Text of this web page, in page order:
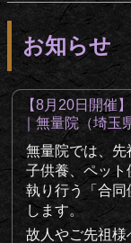
お知らせ
【8月20日開催
｜無量院（埼玉
無量院では、先
子供養、ペッ
執り行う「合同
します。
故人やご先祖